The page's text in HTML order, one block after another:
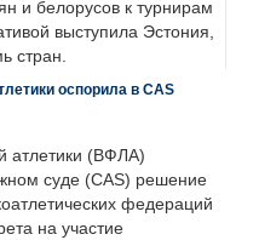
и белорусов к турнирам
выступила Эстония,
стран.
оспорила в CAS
атлетики (ВФЛА)
суде (CAS) решение
федераций
на участие